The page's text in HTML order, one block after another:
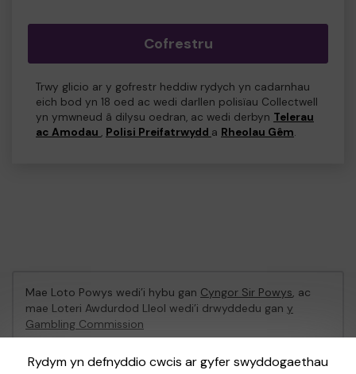
Cofrestru
Trwy glicio ar y gofrestr heddiw rydych yn cadarnhau
eich bod yn 18 oed ac wedi darllen polisïau Collectwell
yn ymwneud â dilysu oedran, ac wedi derbyn Telerau
ac Amodau , Polisi Preifatrwydd a Rheolau Gêm.
Rydym yn defnyddio cwcis ar gyfer swyddogaethau
Mae Loto Powys wedi’i hybu gan Cyngor Sir Powys, ac
mae Loteri Awdurdod Lleol wedi’i drwyddedu gan y
Gambling Commission